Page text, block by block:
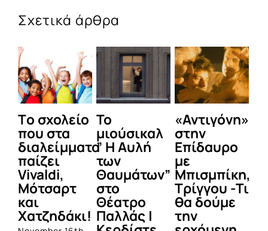
Σχετικά άρθρα
Tο σχολείο
που στα
διαλείμματα
παίζει
Vivaldi,
Μότσαρτ
και
Χατζηδάκι!
Το
μιούσικαλ
” Η Αυλή
των
Θαυμάτων”
στο
Θέατρο
Παλλάς |
«Αντιγόνη»
στην
Επίδαυρο
με
Μπισμπίκη,
Τρίγγου -Τι
θα δούμε
την
της